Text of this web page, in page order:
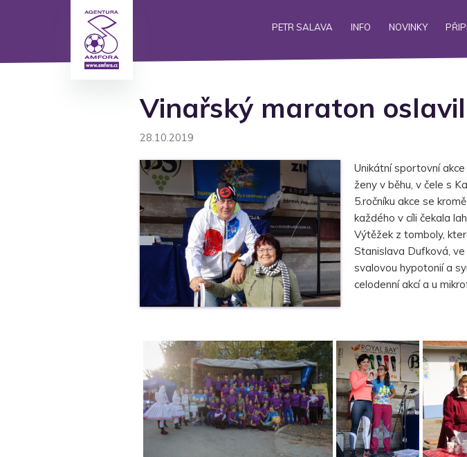
PETR SALAVA INFO NOVINKY
Vinařský maraton
28.10.2019
Unikátní sportovní
ženy v běhu, v čele s
5.ročníku akce se
každého v cíli čekala
Výtěžek z tomboly,
Stanislava Dufková,
svalovou hypotonií a
celodenní akcí a u